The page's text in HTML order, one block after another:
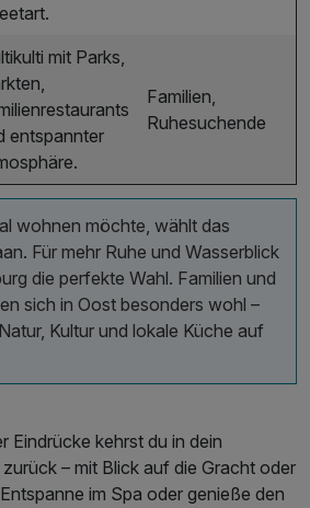
mit Parks,
entspannter
Familien,
Ruhesuchende
wohnen möchte, wählt das
Für mehr Ruhe und Wasserblick
die perfekte Wahl. Familien und
sich in Oost besonders wohl –
Kultur und lokale Küche auf
Eindrücke kehrst du in dein
– mit Blick auf die Gracht oder
im Spa oder genieße den